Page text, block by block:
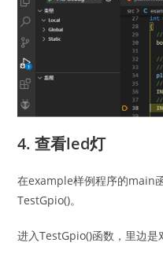
4. 查看led灯
在example样例程序的main
TestGpio()。
进入TestGpio()函数，里边是